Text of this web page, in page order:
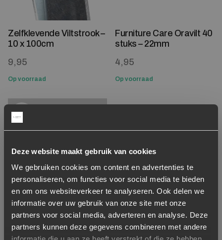
Deze website maakt gebruik van cookies
We gebruiken cookies om content en advertenties te
personaliseren, om functies voor social media te bieden
en om ons websiteverkeer te analyseren. Ook delen we
informatie over uw gebruik van onze site met onze
partners voor social media, adverteren en analyse. Deze
partners kunnen deze gegevens combineren met andere
Zelfklevende Viltstrook –
10 x 100cm
9,95
Op voorraad
Furniture Care Oravilt 40
stuks – 22mm
4,95
Op voorraad
Wood Care Kit Matt
Polish